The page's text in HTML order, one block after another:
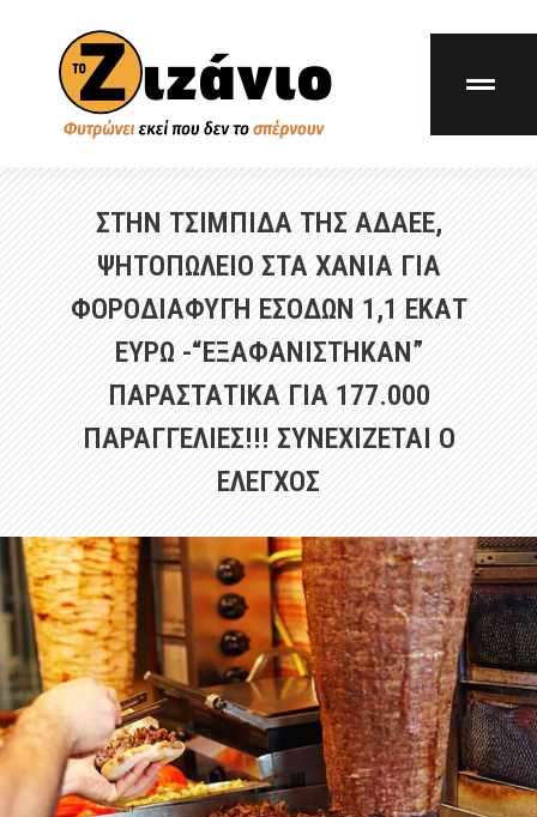
ΣΤΗΝ ΤΣΙΜΠΙΔΑ ΤΗΣ ΑΔΑΕΕ,
ΨΗΤΟΠΩΛΕΙΟ ΣΤΑ ΧΑΝΙΑ ΓΙΑ
ΦΟΡΟΔΙΑΦΥΓΗ ΕΣΟΔΩΝ 1,1 ΕΚΑΤ
ΕΥΡΩ -“ΕΞΑΦΑΝΙΣΤΗΚΑΝ”
ΠΑΡΑΣΤΑΤΙΚΑ ΓΙΑ 177.000
ΠΑΡΑΓΓΕΛΙΕΣ!!! ΣΥΝΕΧΙΖΕΤΑΙ Ο
ΕΛΕΓΧΟΣ